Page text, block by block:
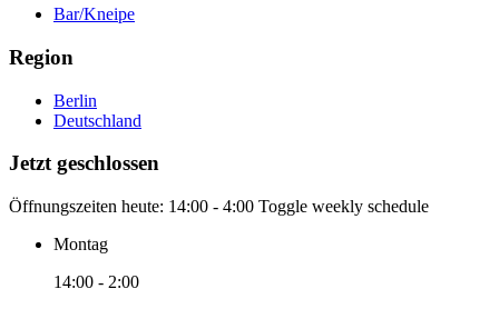
Bar/Kneipe
Region
Berlin
Deutschland
Jetzt geschlossen
Öffnungszeiten heute: 14:00 - 4:00 Toggle weekly schedule
Montag
14:00 - 2:00